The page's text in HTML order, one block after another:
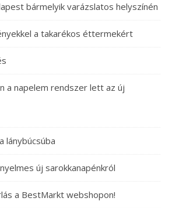
bármelyik varázslatos helyszínén
a takarékos éttermekért
a napelem rendszer lett az új
lánybúcsúba
új sarokkanapénkról
a BestMarkt webshopon!